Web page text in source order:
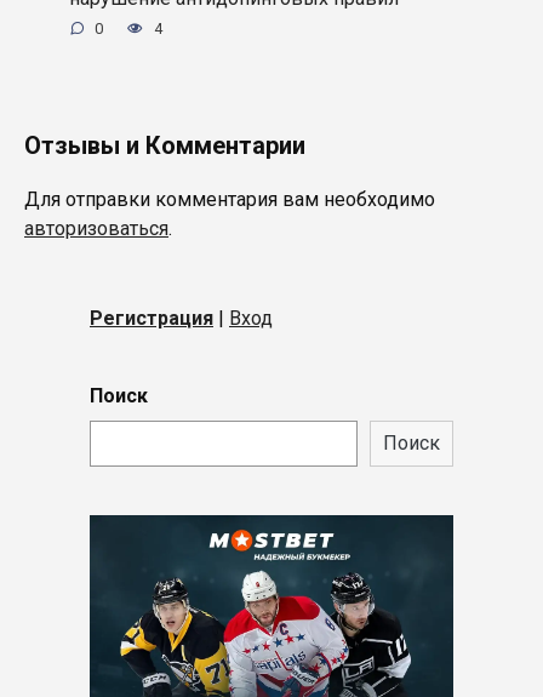
0 4
Отзывы и Комментарии
Для отправки комментария вам необходимо
авторизоваться.
Регистрация | Вход
Поиск
Поиск